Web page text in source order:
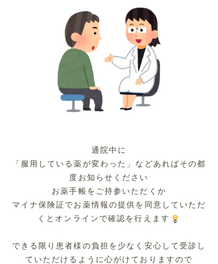
通院中に
「服用している薬が変わった」などあればその都
度お知らせください
お薬手帳をご持参いただくか
マイナ保険証でお薬情報の提供を同意していただ
くとオンラインで確認を行えます
できる限り患者様の負担を少なく安心して受診し
ていただけるように心がけておりますので